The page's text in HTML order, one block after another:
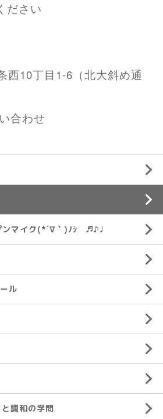
ださい
西10丁目 1-6 （北大斜め通
合わせ
マイク(*´∇｀)ﾉｼ ♬♪♩
ル
調和の学問